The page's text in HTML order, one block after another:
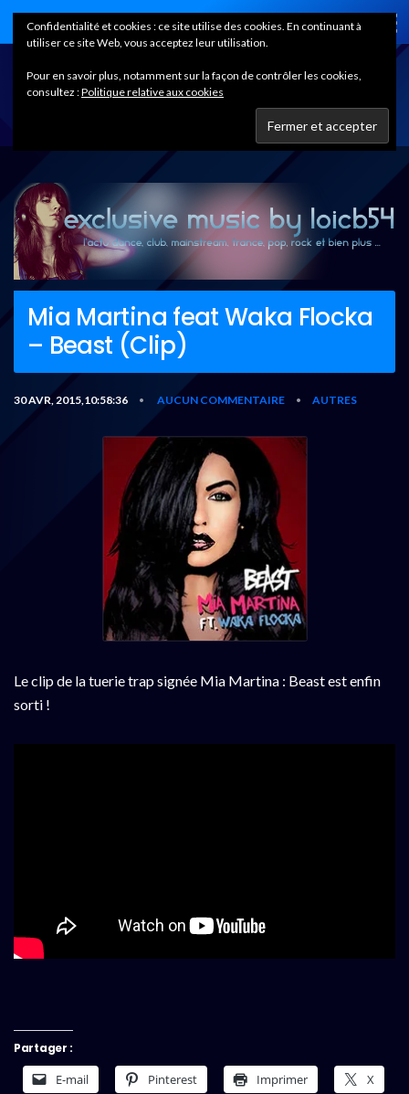
Home
Mia Martina feat Waka Flocka
– Beast (Clip)
30 AVR, 2015,10:58:36 • AUCUN COMMENTAIRE • AUTRES
Le clip de la tuerie trap signée Mia Martina : Beast est enfin
sorti !
Partager :
E-mail Pinterest Imprimer X
Confidentialité et cookies : ce site utilise des cookies. En continuant à
utiliser ce site Web, vous acceptez leur utilisation.
Pour en savoir plus, notamment sur la façon de contrôler les cookies,
consultez :Politique relative aux cookies